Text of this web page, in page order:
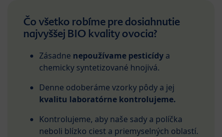
Čo všetko robíme pre dosiahnutie
najvyššej BIO kvality ovocia?
Zásadne nepoužívame pesticídy a
chemicky syntetizované hnojivá.
Denne odoberáme vzorky pôdy a jej
kvalitu laboratórne kontrolujeme.
Kontrolujeme, aby naše sady a políčka
neboli blízko ciest a priemyselných oblastí.